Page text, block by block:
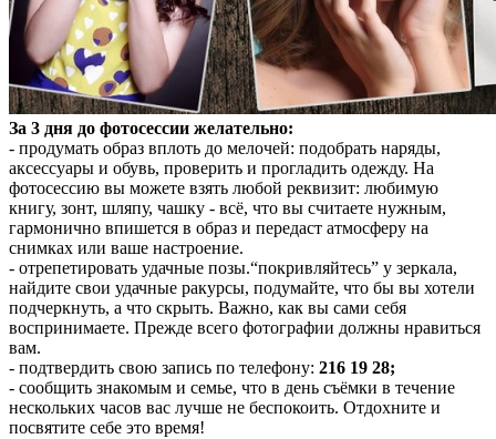
За 3 дня до фотосессии желательно:
- продумать образ вплоть до мелочей: подобрать наряды,
аксессуары и обувь, проверить и прогладить одежду. На
фотосессию вы можете взять любой реквизит: любимую
книгу, зонт, шляпу, чашку - всё, что вы считаете нужным,
гармонично впишется в образ и передаст атмосферу на
снимках или ваше настроение.
- отрепетировать удачные позы.“покривляйтесь” у зеркала,
найдите свои удачные ракурсы, подумайте, что бы вы хотели
подчеркнуть, а что скрыть. Важно, как вы сами себя
воспринимаете. Прежде всего фотографии должны нравиться
вам.
- подтвердить свою запись по телефону: 216 19 28;
- сообщить знакомым и семье, что в день съёмки в течение
нескольких часов вас лучше не беспокоить. Отдохните и
посвятите себе это время!